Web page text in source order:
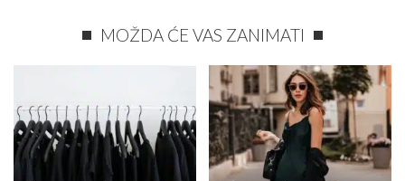
MOŽDA ĆE VAS ZANIMATI